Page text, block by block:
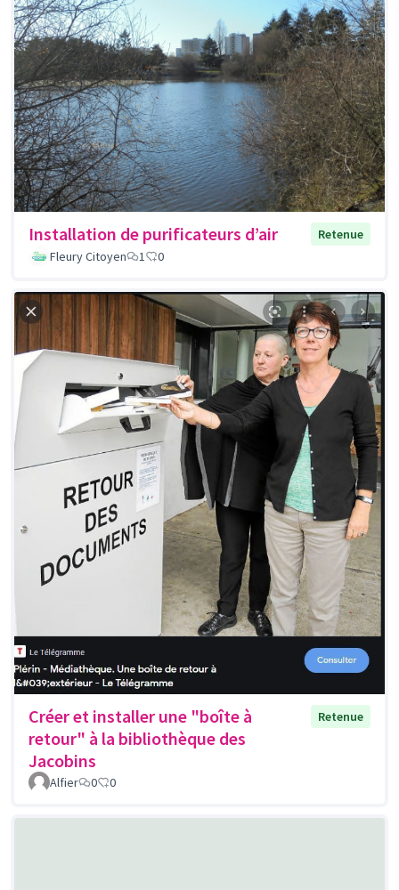
Installation de purificateurs d’air
Retenue
Fleury Citoyen
1 0
Créer et installer une "boîte à
retour" à la bibliothèque des
Jacobins
Retenue
Alfier 0 0